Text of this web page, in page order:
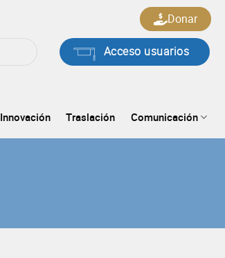
Acceso usuarios
Donar
Innovación Traslación Comunicación